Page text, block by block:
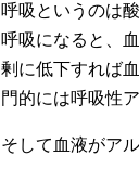
呼吸というのは
呼吸になると、
剰に低下すれば
門的には呼吸性
そして血液がア